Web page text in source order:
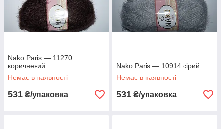
Nako Paris — 11270
коричневий
Немає в наявності
531 ₴/упаковка
Nako Paris — 10914 сірий
Немає в наявності
531 ₴/упаковка